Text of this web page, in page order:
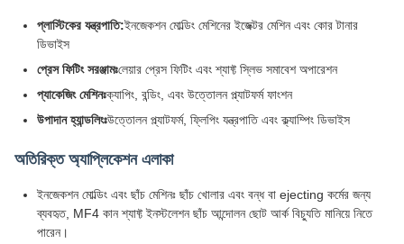
প্লাস্টিকের যন্ত্রপাতি:ইনজেকশন মোল্ডিং মেশিনের ইজেক্টর মেশিন এবং কোর টানার
ডিভাইস
প্রেস ফিটিং সরঞ্জামঃলেয়ার প্রেস ফিটিং এবং শ্যাফ্ট স্লিভ সমাবেশ অপারেশন
প্যাকেজিং মেশিনঃক্যাপিং, বন্ডিং, এবং উত্তোলন প্ল্যাটফর্ম ফাংশন
উপাদান হ্যান্ডলিংঃউত্তোলন প্ল্যাটফর্ম, ফ্লিপিং যন্ত্রপাতি এবং ক্ল্যাম্পিং ডিভাইস
অতিরিক্ত অ্যাপ্লিকেশন এলাকা
ইনজেকশন মোল্ডিং এবং ছাঁচ মেশিনঃ ছাঁচ খোলার এবং বন্ধ বা ejecting কর্মের জন্য
ব্যবহৃত, MF4 কান শ্যাফ্ট ইনস্টলেশন ছাঁচ আন্দোলন ছোট আর্ক বিচ্যুতি মানিয়ে নিতে
পারেন।